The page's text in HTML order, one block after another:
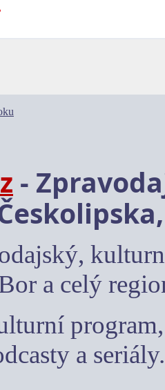
-
a celý
a seriály.